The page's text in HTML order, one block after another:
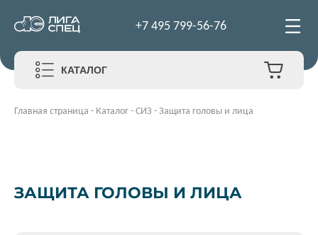
+7 495 799-56-76
КАТАЛОГ
Главная страница - Каталог-СИЗ -Защита головы и лица
ЗАЩИТА ГОЛОВЫ И ЛИЦА